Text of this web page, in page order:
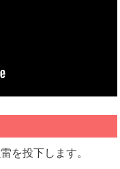
を投下します。